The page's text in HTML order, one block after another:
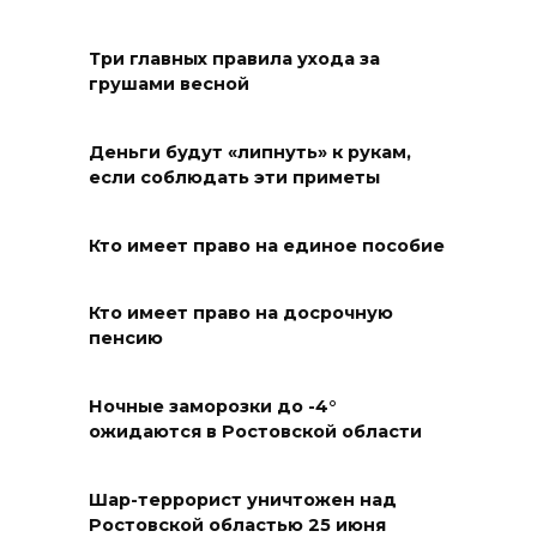
с Днем физкультурника
Ростовчане оказались среди
Новороссийске
В Ростовской области
техногенных пожаров и 30
возгораний растительности
Три главных правила ухода за
грушами весной
Деньги будут «липнуть» к рукам,
если соблюдать эти приметы
Кто имеет право на единое пособие
Кто имеет право на досрочную
пенсию
Ночные заморозки до -4°
ожидаются в Ростовской области
Шар-террорист уничтожен над
Ростовской областью 25 июня